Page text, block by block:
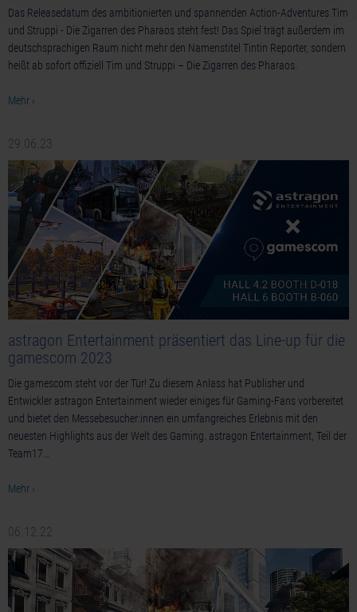
Das Releasedatum des ambitionierten und spannenden Action-Adventures Tim
und Struppi - Die Zigarren des Pharaos steht fest! Das Spiel trägt außerdem im
deutschsprachigen Raum nicht mehr den Namenstitel Tintin Reporter, sondern
heißt ab sofort offiziell Tim und Struppi – Die Zigarren des Pharaos.
Mehr ›
29.06.23
astragon Entertainment präsentiert das Line-up für die
gamescom 2023
Die gamescom steht vor der Tür! Zu diesem Anlass hat Publisher und
Entwickler astragon Entertainment wieder einiges für Gaming-Fans vorbereitet
und bietet den Messebesucher:innen ein umfangreiches Erlebnis mit den
neuesten Highlights aus der Welt des Gaming. astragon Entertainment, Teil der
Team17…
Mehr ›
06.12.22